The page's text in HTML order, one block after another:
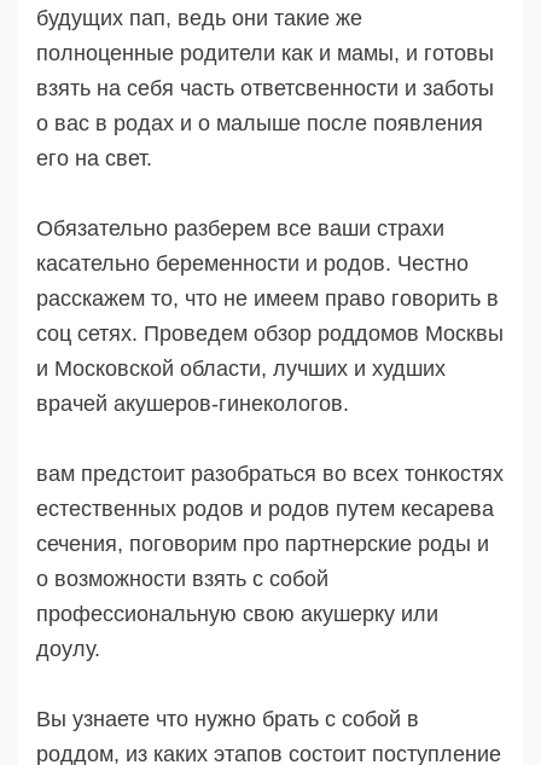
будущих пап, ведь они такие же
полноценные родители как и мамы, и готовы
взять на себя часть ответсвенности и заботы
о вас в родах и о малыше после появления
его на свет.
Обязательно разберем все ваши страхи
касательно беременности и родов. Честно
расскажем то, что не имеем право говорить в
соц сетях. Проведем обзор роддомов Москвы
и Московской области, лучших и худших
врачей акушеров-гинекологов.
вам предстоит разобраться во всех тонкостях
естественных родов и родов путем кесарева
сечения, поговорим про партнерские роды и
о возможности взять с собой
профессиональную свою акушерку или
доулу.
Вы узнаете что нужно брать с собой в
роддом, из каких этапов состоит поступление